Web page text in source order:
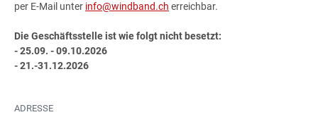
per E-Mail unter info@windband.ch erreichbar.
Die Geschäftsstelle ist wie folgt nicht besetzt:
- 25.09. - 09.10.2026
- 21.-31.12.2026
ADRESSE